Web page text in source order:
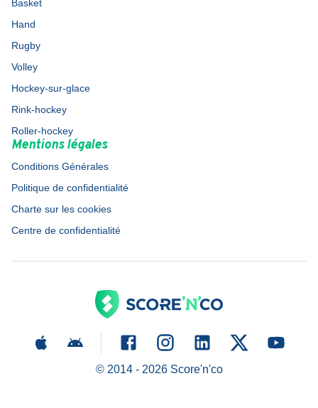
Basket
Hand
Rugby
Volley
Hockey-sur-glace
Rink-hockey
Roller-hockey
Mentions légales
Conditions Générales
Politique de confidentialité
Charte sur les cookies
Centre de confidentialité
© 2014 - 2026Score'n'co